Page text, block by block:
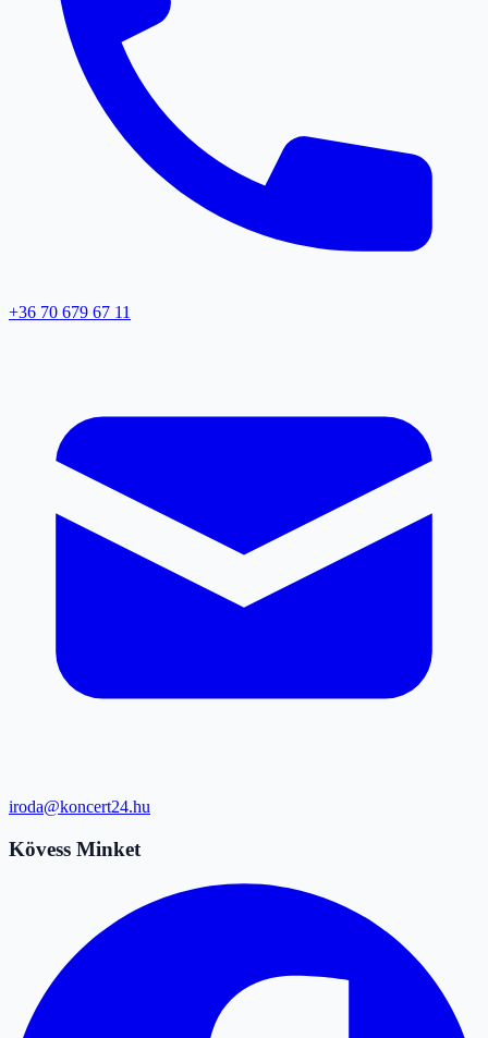
+36 70 679 67 11
iroda@koncert24.hu
Kövess Minket